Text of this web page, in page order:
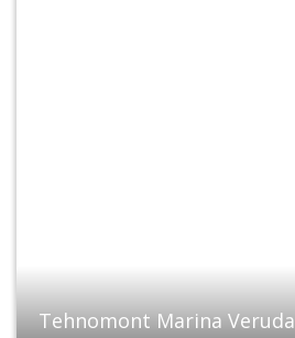
Tehnomont Marina Veruda